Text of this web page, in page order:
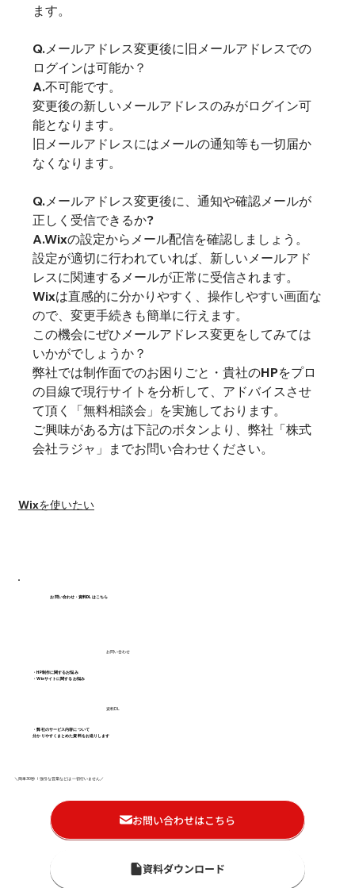
ます。
Q.メールアドレス変更後に旧メールアドレスでの
ログインは可能か？
A.不可能です。
変更後の新しいメールアドレスのみがログイン可
能となります。
旧メールアドレスにはメールの通知等も一切届か
なくなります。
Q.メールアドレス変更後に、通知や確認メールが
正しく受信できるか?
A.Wixの設定からメール配信を確認しましょう。
設定が適切に行われていれば、新しいメールアド
レスに関連するメールが正常に受信されます。
Wixは直感的に分かりやすく、操作しやすい画面な
ので、変更手続きも簡単に行えます。
この機会にぜひメールアドレス変更をしてみては
いかがでしょうか？
弊社では制作面でのお困りごと・貴社のHPをプロ
の目線で現行サイトを分析して、アドバイスさせ
て頂く「無料相談会」を実施しております。
ご興味がある方は下記のボタンより、弊社「株式
会社ラジャ」までお問い合わせください。
Wixを使いたい
お問い合わせ・資料DLはこちら
お問い合わせ
・HP制作に関するお悩み
・Wixサイトに関するお悩み
資料DL
・弊社のサービス内容について
分かりやすくまとめた資料をお送りします
＼簡単30秒！強引な営業などは一切行いません／
お問い合わせはこちら
資料ダウンロード